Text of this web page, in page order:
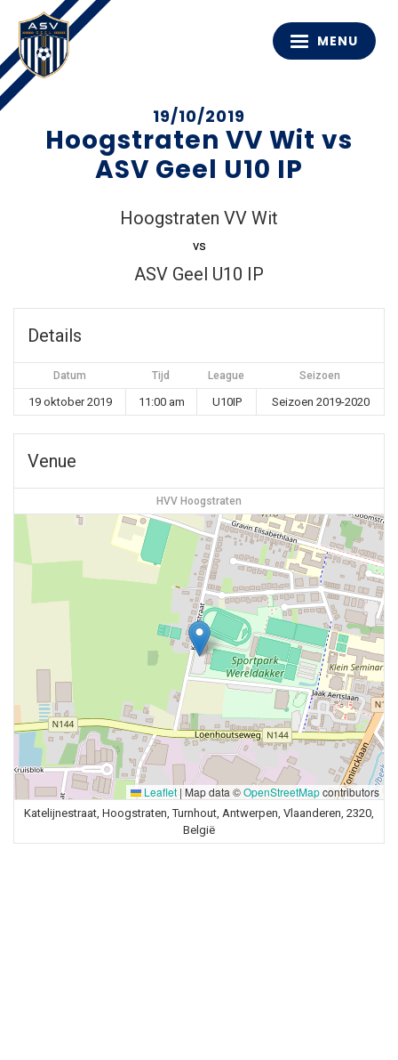
MENU
19/10/2019
Hoogstraten VV Wit vs
ASV Geel U10 IP
Hoogstraten VV Wit
vs
ASV Geel U10 IP
Details
Datum Tijd League Seizoen
19 oktober 2019 11:00 am U10IP Seizoen 2019-2020
Venue
HVV Hoogstraten
Leaflet | Map data ©OpenStreetMapcontributors
Katelijnestraat, Hoogstraten, Turnhout, Antwerpen, Vlaanderen, 2320,
België